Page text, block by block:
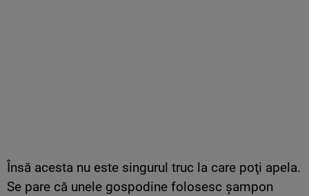
Însă acesta nu este singurul truc la care poţi apela.
Se pare că unele gospodine folosesc şampon